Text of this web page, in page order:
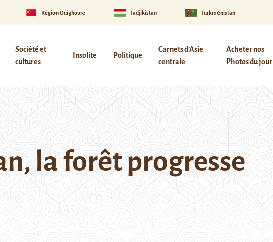
Région Ouïghoure Tadjikistan Turkménistan
Société et
cultures
Insolite Politique
Carnets d’Asie
centrale
Acheter nos
Photos du jour
la forêt progresse